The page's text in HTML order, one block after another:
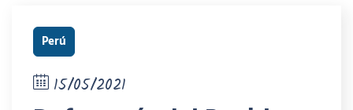
Perú
15/05/2021